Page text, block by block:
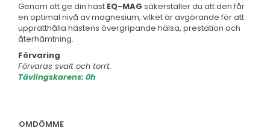
Genom att ge din häst EQ-MAG säkerställer du att den får
en optimal nivå av magnesium, vilket är avgörande för att
upprätthålla hästens övergripande hälsa, prestation och
återhämtning.
Förvaring
Förvaras svalt och torrt.
Tävlingskarens: 0h
OMDÖMME